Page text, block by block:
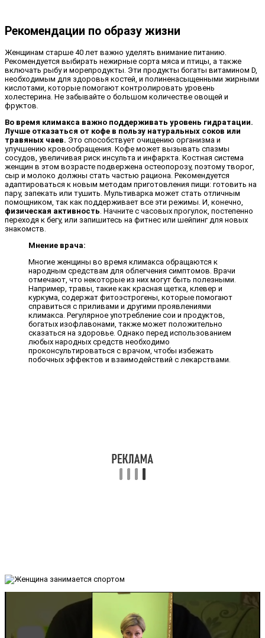
Рекомендации по образу жизни
Женщинам старше 40 лет важно уделять внимание питанию.
Рекомендуется выбирать нежирные сорта мяса и птицы, а также
включать рыбу и морепродукты. Эти продукты богаты витамином D,
необходимым для здоровья костей, и полиненасыщенными жирными
кислотами, которые помогают контролировать уровень
холестерина. Не забывайте о большом количестве овощей и
фруктов.
Во время климакса важно поддерживать уровень гидратации.
Лучше отказаться от кофе в пользу натуральных соков или
травяных чаев. Это способствует очищению организма и
улучшению кровообращения. Кофе может вызывать спазмы
сосудов, увеличивая риск инсульта и инфаркта. Костная система
женщин в этом возрасте подвержена остеопорозу, поэтому творог,
сыр и молоко должны стать частью рациона. Рекомендуется
адаптироваться к новым методам приготовления пищи: готовить на
пару, запекать или тушить. Мультиварка может стать отличным
помощником, так как поддерживает все эти режимы. И, конечно,
физическая активность . Начните с часовых прогулок, постепенно
переходя к бегу, или запишитесь на фитнес или шейпинг для новых
знакомств.
Мнение врача:
Многие женщины во время климакса обращаются к
народным средствам для облегчения симптомов. Врачи
отмечают, что некоторые из них могут быть полезными.
Например, травы, такие как красная щетка, клевер и
куркума, содержат фитоэстрогены, которые помогают
справиться с приливами и другими проявлениями
климакса. Регулярное употребление сои и продуктов,
богатых изофлавонами, также может положительно
сказаться на здоровье. Однако перед использованием
любых народных средств необходимо
проконсультироваться с врачом, чтобы избежать
побочных эффектов и взаимодействий с лекарствами.